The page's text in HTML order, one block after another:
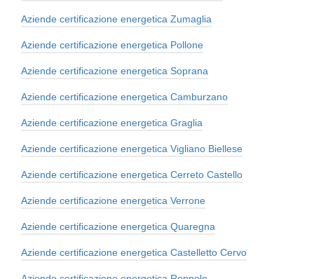
Aziende certificazione energetica Zumaglia
Aziende certificazione energetica Pollone
Aziende certificazione energetica Soprana
Aziende certificazione energetica Camburzano
Aziende certificazione energetica Graglia
Aziende certificazione energetica Vigliano Biellese
Aziende certificazione energetica Cerreto Castello
Aziende certificazione energetica Verrone
Aziende certificazione energetica Quaregna
Aziende certificazione energetica Castelletto Cervo